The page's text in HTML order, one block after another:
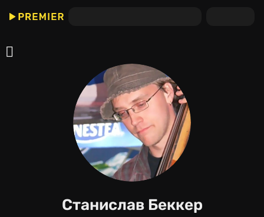
Станислав Беккер